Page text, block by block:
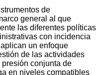
de
general al que
las diferentes políticas
con incidencia
un enfoque
de las actividades
conjunta de
en niveles compatibles